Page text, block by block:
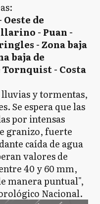
de
- Puan -
- Zona baja
baja de
Tornquist - Costa
lluvias y tormentas,
Se espera que las
por intensas
granizo, fuerte
caída de agua
valores de
40 y 60 mm,
manera puntual",
Nacional.